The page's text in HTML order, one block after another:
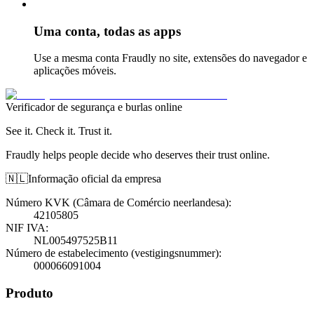
Uma conta, todas as apps
Use a mesma conta Fraudly no site, extensões do navegador e
aplicações móveis.
Verificador de segurança e burlas online
See it. Check it. Trust it.
Fraudly helps people decide who deserves their trust online.
🇳🇱Informação oficial da empresa
Número KVK (Câmara de Comércio neerlandesa):
42105805
NIF IVA:
NL005497525B11
Número de estabelecimento (vestigingsnummer):
000066091004
Produto